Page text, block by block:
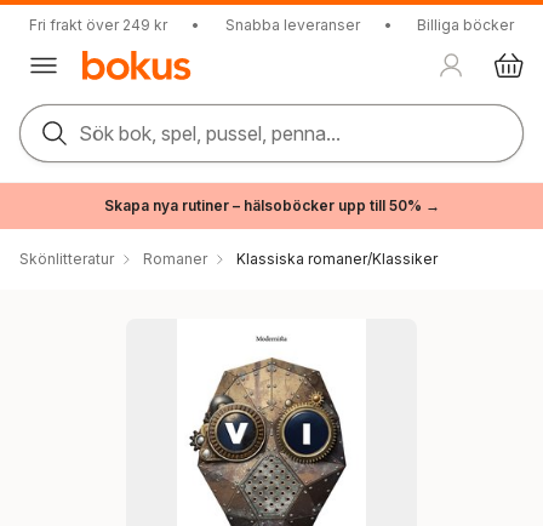
Fri frakt över 249 kr • Snabba leveranser • Billiga böcker
Sök bok, spel, pussel, penna...
Skapa nya rutiner – hälsoböcker upp till 50% →
Skönlitteratur Romaner Klassiska romaner/Klassiker